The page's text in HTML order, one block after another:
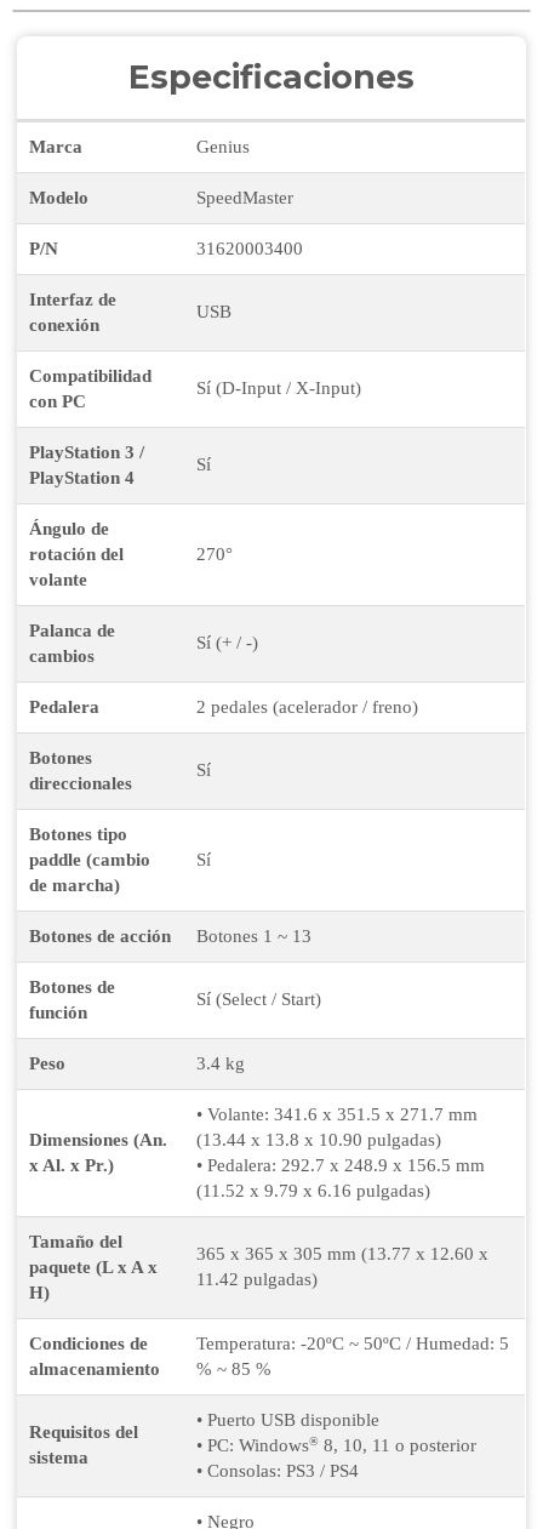
Especificaciones
Marca Genius
Modelo SpeedMaster
P/N 31620003400
Interfaz de
conexión
USB
Compatibilidad
con PC
Sí (D-Input / X-Input)
PlayStation 3 /
PlayStation 4
Sí
Ángulo de
rotación del
volante
270°
Palanca de
cambios
Sí (+ / -)
Pedalera 2 pedales (acelerador / freno)
Botones
direccionales
Sí
Botones tipo
paddle (cambio
de marcha)
Sí
Botones de acción Botones 1 ~ 13
Botones de
función
Sí (Select / Start)
Peso 3.4 kg
Dimensiones (An.
x Al. x Pr.)
• Volante: 341.6 x 351.5 x 271.7 mm
(13.44 x 13.8 x 10.90 pulgadas)
• Pedalera: 292.7 x 248.9 x 156.5 mm
(11.52 x 9.79 x 6.16 pulgadas)
Tamaño del
paquete (L x A x
H)
365 x 365 x 305 mm (13.77 x 12.60 x
11.42 pulgadas)
Condiciones de
almacenamiento
Temperatura: -20ºC ~ 50ºC / Humedad: 5
% ~ 85 %
Requisitos del
sistema
• Puerto USB disponible
• PC: Windows® 8, 10, 11 o posterior
• Consolas: PS3 / PS4
• Negro